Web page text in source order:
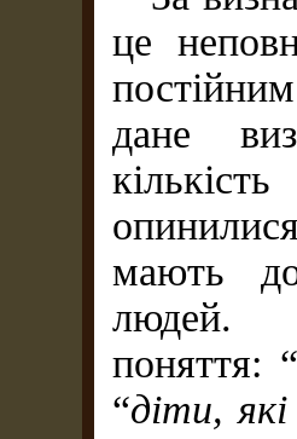
це
дане
мають
людей.
поняття:
“діти,